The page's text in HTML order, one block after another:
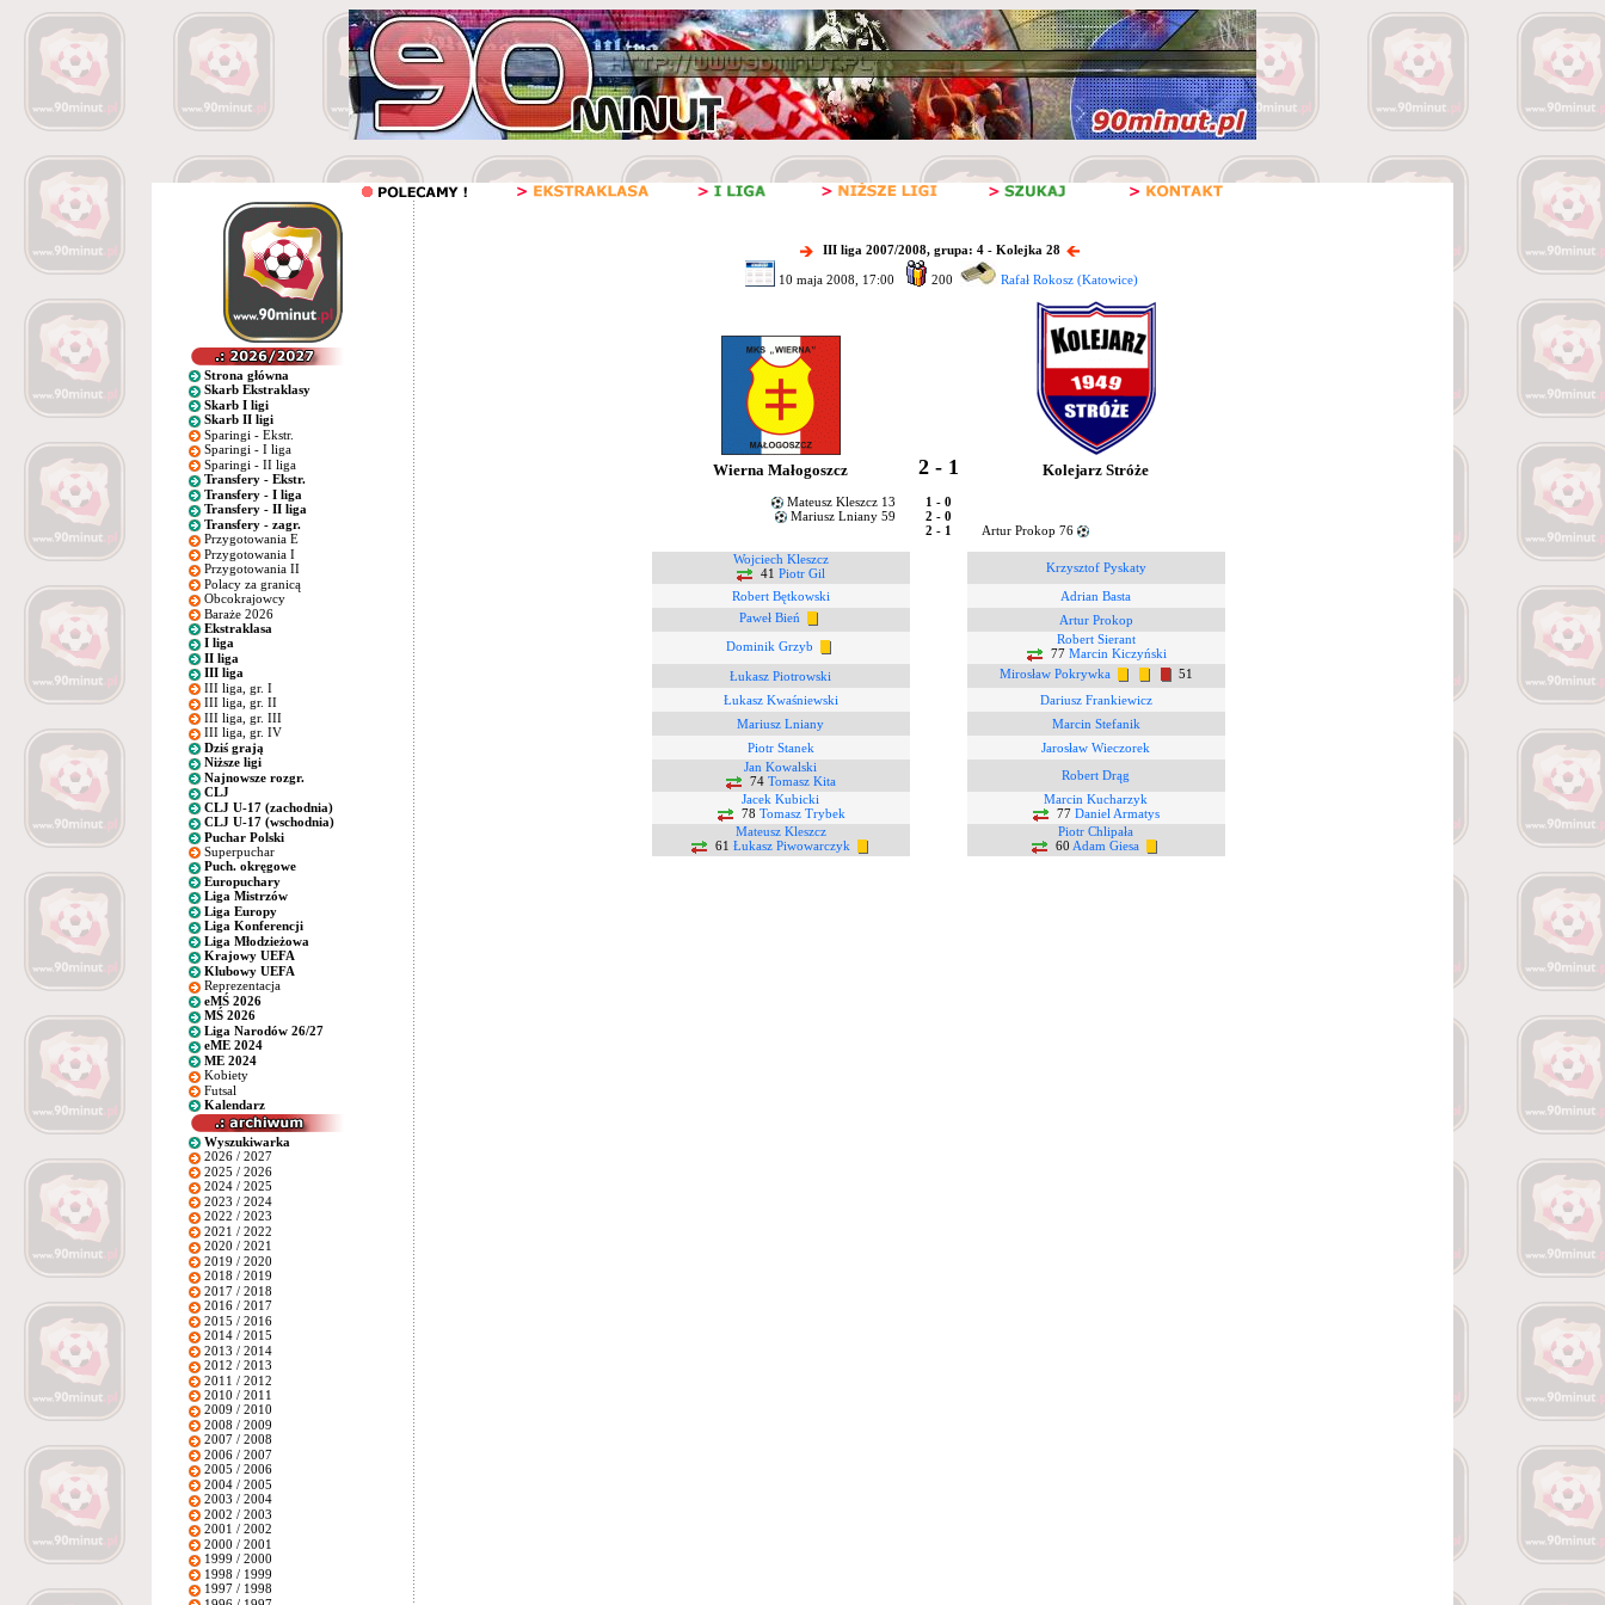
Strona główna
Skarb Ekstraklasy
Skarb I ligi
Skarb II ligi
Sparingi - Ekstr.
Sparingi - I liga
Sparingi - II liga
Transfery - Ekstr.
Transfery - I liga
Transfery - II liga
Transfery - zagr.
Przygotowania E
Przygotowania I
Przygotowania II
Polacy za granicą
Obcokrajowcy
Baraże 2026
Ekstraklasa
I liga
II liga
III liga
III liga, gr. I
III liga, gr. II
III liga, gr. III
III liga, gr. IV
Dziś grają
Niższe ligi
Najnowsze rozgr.
CLJ
CLJ U-17 (zachodnia)
CLJ U-17 (wschodnia)
Puchar Polski
Superpuchar
Puch. okręgowe
Europuchary
Liga Mistrzów
Liga Europy
Liga Konferencji
Liga Młodzieżowa
Krajowy UEFA
Klubowy UEFA
Reprezentacja
eMŚ 2026
MŚ 2026
Liga Narodów 26/27
eME 2024
ME 2024
Kobiety
Futsal
Kalendarz
Wyszukiwarka
2026 / 2027
2025 / 2026
2024 / 2025
2023 / 2024
2022 / 2023
2021 / 2022
2020 / 2021
2019 / 2020
2018 / 2019
2017 / 2018
2016 / 2017
2015 / 2016
2014 / 2015
2013 / 2014
2012 / 2013
2011 / 2012
2010 / 2011
2009 / 2010
2008 / 2009
2007 / 2008
2006 / 2007
2005 / 2006
2004 / 2005
2003 / 2004
2002 / 2003
2001 / 2002
2000 / 2001
1999 / 2000
1998 / 1999
1997 / 1998
III liga 2007/2008, grupa: 4 - Kolejka 28
10 maja 2008, 17:00 200 Rafał Rokosz (Katowice)
Wierna Małogoszcz 2 - 1 Kolejarz Stróże
Mateusz Kleszcz 13
1 - 0
Mariusz Lniany 59
2 - 0
2 - 1
Artur Prokop 76
Wojciech Kleszcz
41 Piotr Gil
Krzysztof Pyskaty
Robert Bętkowski
Adrian Basta
Paweł Bień
Artur Prokop
Dominik Grzyb
Robert Sierant
77 Marcin Kiczyński
Łukasz Piotrowski
Mirosław Pokrywka
51
Łukasz Kwaśniewski
Dariusz Frankiewicz
Mariusz Lniany
Marcin Stefanik
Piotr Stanek
Jarosław Wieczorek
Jan Kowalski
74 Tomasz Kita
Robert Drąg
Jacek Kubicki
78 Tomasz Trybek
Marcin Kucharzyk
77 Daniel Armatys
Mateusz Kleszcz
61 Łukasz Piwowarczyk
Piotr Chlipała
60 Adam Giesa